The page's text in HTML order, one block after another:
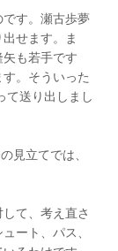
です。瀬古歩夢
せます。ま
も若手です
。そういった
て送り出しまし
見立てでは、
て、考え直さ
ート、パス、